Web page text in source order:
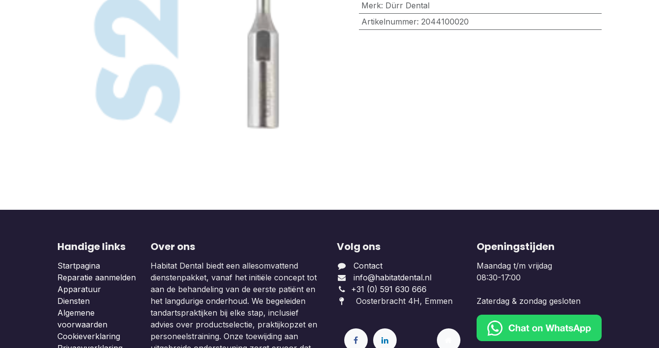
Merk: Dürr Dental
Artikelnummer: 2044100020
Handige links
Startpagina
Reparatie aanmelden
Apparatuur
Diensten
Algemene
voorwaarden
Cookieverklaring
Over ons
Habitat Dental biedt een allesomvattend
dienstenpakket, vanaf het initiële concept tot
aan de behandeling van de eerste patiënt en
het langdurige onderhoud. We begeleiden
tandartspraktijken bij elke stap, inclusief
advies over productselectie, praktijkopzet en
personeelstraining. Onze toewijding aan
Volg ons
Contact
info@habitatdental.nl
+31 (0) 591 630 666
Oosterbracht 4H, Emmen
Openingstijden
Maandag t/m vrijdag
08:30-17:00
Zaterdag & zondag gesloten